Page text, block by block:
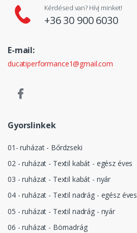
Kérdésed van? Hívj minket!
+36 30 900 6030
E-mail:
ducatiperformance1@gmail.com
Gyorslinkek
01- ruházat - Bőrdzseki
02 - ruházat - Textil kabát - egész éves
03 - ruházat - Textil kabát - nyár
04 - ruházat - Textil nadrág - egész éves
05 - ruházat - Textil nadrág - nyár
06 - ruházat - Börnadrág